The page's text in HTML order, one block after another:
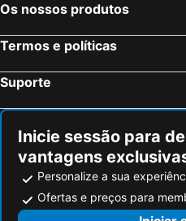
Os nossos produtos
Termos e políticas
Suporte
Inicie sessão para
vantagens
Personalize a sua
Ofertas e preços para